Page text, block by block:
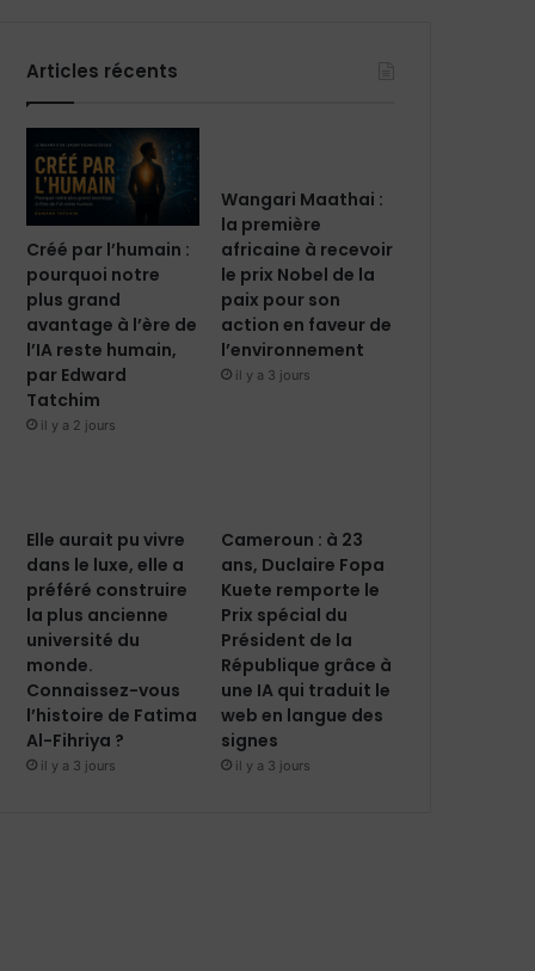
Articles récents
Créé par l’humain :
pourquoi notre
plus grand
avantage à l’ère de
l’IA reste humain,
par Edward
Tatchim
il y a 2 jours
Wangari Maathai :
la première
africaine à recevoir
le prix Nobel de la
paix pour son
action en faveur de
l’environnement
il y a 3 jours
Elle aurait pu vivre
dans le luxe, elle a
préféré construire
la plus ancienne
université du
monde.
Connaissez-vous
l’histoire de Fatima
Al-Fihriya ?
il y a 3 jours
Cameroun : à 23
ans, Duclaire Fopa
Kuete remporte le
Prix spécial du
Président de la
République grâce à
une IA qui traduit le
web en langue des
signes
il y a 3 jours